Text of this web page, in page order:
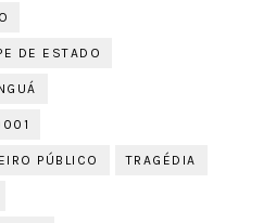
DE ESTADO
PÚBLICO TRAGÉDIA